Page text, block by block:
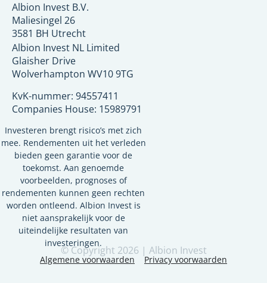
Albion Invest B.V.
Maliesingel 26
3581 BH Utrecht
Albion Invest NL Limited
Glaisher Drive
Wolverhampton WV10 9TG
KvK-nummer: 94557411
Companies House: 15989791
Investeren brengt risico’s met zich
mee. Rendementen uit het verleden
bieden geen garantie voor de
toekomst. Aan genoemde
voorbeelden, prognoses of
rendementen kunnen geen rechten
worden ontleend. Albion Invest is
niet aansprakelijk voor de
uiteindelijke resultaten van
investeringen.
© Copyright 2026 | Albion Invest
Algemene voorwaarden Privacy voorwaarden